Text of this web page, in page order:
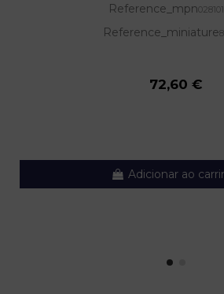
Reference_mpn
Reference_miniature
72,60 €
Adicionar ao